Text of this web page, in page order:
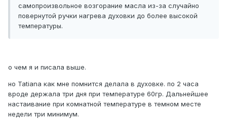
самопроизвольное возгорание масла из-за случайно
повернутой ручки нагрева духовки до более высокой
температуры.
о чем я и писала выше.
но Tatiana как мне помнится делала в духовке. по 2 часа
вроде держала три дня при температуре 60гр. Дальнейшее
настаивание при комнатной температуре в темном месте
недели три минимум.